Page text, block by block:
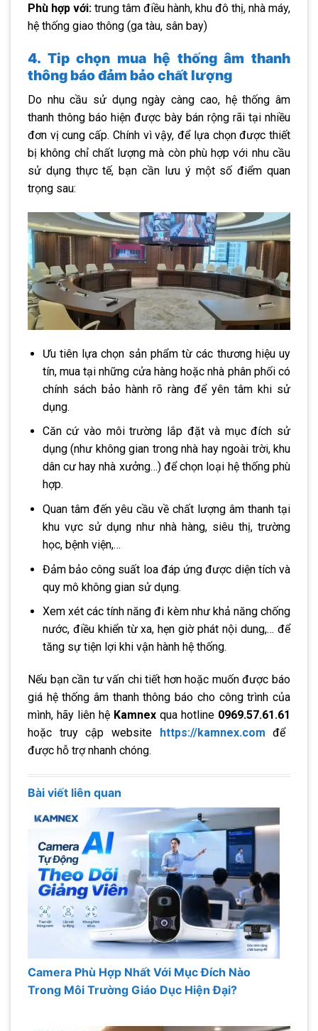
Phù hợp với: trung tâm điều hành, khu đô thị, nhà máy,
hệ thống giao thông (ga tàu, sân bay)
4. Tip chọn mua hệ thống âm thanh
thông báo đảm bảo chất lượng
Do nhu cầu sử dụng ngày càng cao, hệ thống âm
thanh thông báo hiện được bày bán rộng rãi tại nhiều
đơn vị cung cấp. Chính vì vậy, để lựa chọn được thiết
bị không chỉ chất lượng mà còn phù hợp với nhu cầu
sử dụng thực tế, bạn cần lưu ý một số điểm quan
trọng sau:
Ưu tiên lựa chọn sản phẩm từ các thương hiệu uy
tín, mua tại những cửa hàng hoặc nhà phân phối có
chính sách bảo hành rõ ràng để yên tâm khi sử
dụng.
Căn cứ vào môi trường lắp đặt và mục đích sử
dụng (như không gian trong nhà hay ngoài trời, khu
dân cư hay nhà xưởng…) để chọn loại hệ thống phù
hợp.
Quan tâm đến yêu cầu về chất lượng âm thanh tại
khu vực sử dụng như nhà hàng, siêu thị, trường
học, bệnh viện,…
Đảm bảo công suất loa đáp ứng được diện tích và
quy mô không gian sử dụng.
Xem xét các tính năng đi kèm như khả năng chống
nước, điều khiển từ xa, hẹn giờ phát nội dung,… để
tăng sự tiện lợi khi vận hành hệ thống.
Nếu bạn cần tư vấn chi tiết hơn hoặc muốn được báo
giá hệ thống âm thanh thông báo cho công trình của
mình, hãy liên hệ Kamnex qua hotline 0969.57.61.61
hoặc truy cập website
https://kamnex.com để
được hỗ trợ nhanh chóng.
Bài viết liên quan
Camera Phù Hợp Nhất Với Mục Đích Nào
Trong Môi Trường Giáo Dục Hiện Đại?